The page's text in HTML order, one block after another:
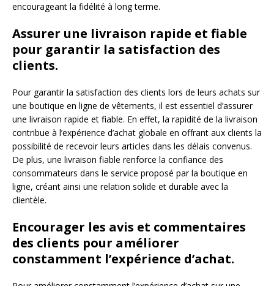
encourageant la fidélité à long terme.
Assurer une livraison rapide et fiable
pour garantir la satisfaction des
clients.
Pour garantir la satisfaction des clients lors de leurs achats sur
une boutique en ligne de vêtements, il est essentiel d’assurer
une livraison rapide et fiable. En effet, la rapidité de la livraison
contribue à l’expérience d’achat globale en offrant aux clients la
possibilité de recevoir leurs articles dans les délais convenus.
De plus, une livraison fiable renforce la confiance des
consommateurs dans le service proposé par la boutique en
ligne, créant ainsi une relation solide et durable avec la
clientèle.
Encourager les avis et commentaires
des clients pour améliorer
constamment l’expérience d’achat.